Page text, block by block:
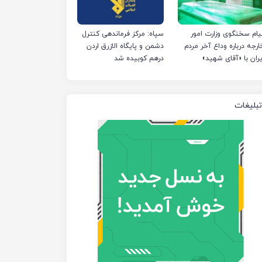
سخنگوی وزارت امور
درباره وداع آخر مردم
با «آقای شهید»
سپاه: مرکز فرماندهی کنترل
دشمن و پایگاه الازرق اردن
درهم کوبیده شد
تبلیغات